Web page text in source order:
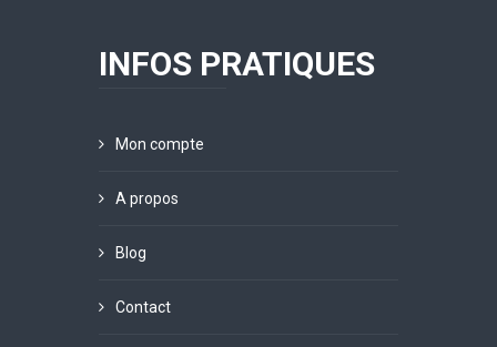
INFOS PRATIQUES
Mon compte
A propos
Blog
Contact